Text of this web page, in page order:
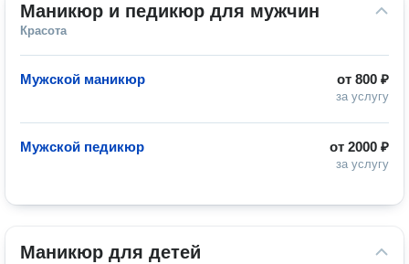
Маникюр и педикюр для мужчин
Красота
от 800 ₽
за услугу
Мужской маникюр
от 2000 ₽
за услугу
Мужской педикюр
Маникюр для детей